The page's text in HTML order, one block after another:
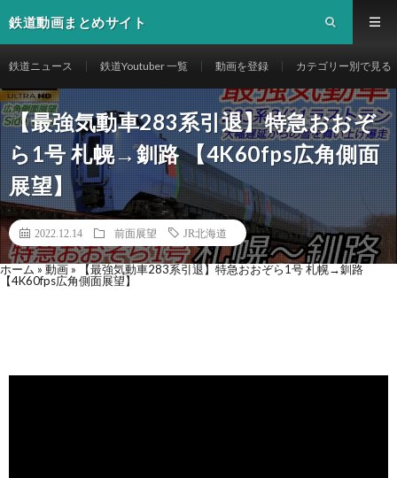
鉄道動画まとめサイト
鉄道ニュース 鉄道Youtuber 一覧 動画を登録 カテゴリー別で見る
【最強気動車283系引退】特急おおぞ
ら1号 札幌→釧路 【4K60fps広角側面
展望】
2022.12.14 前面展望 JR北海道
ホーム » 動画 » 【最強気動車283系引退】特急おおぞら1号 札幌→釧路
【4K60fps広角側面展望】